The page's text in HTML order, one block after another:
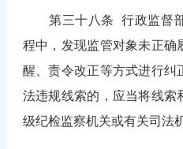
第三十八条行政监督
程中，发现监管对象未正确
醒、责令改正等方式进行纠
法违规线索的，应当将线索
级纪检监察机关或有关司法